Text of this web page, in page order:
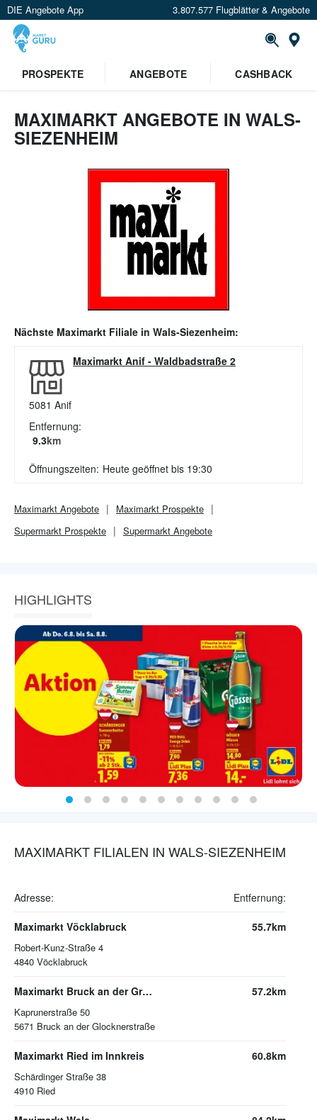
DIE Angebote App 3.807.577 Flugblätter & Angebote
PROSPEKTE
ANGEBOTE CASHBACK
MAXIMARKT ANGEBOTE IN WALS-
SIEZENHEIM
Nächste Maximarkt Filiale in Wals-Siezenheim:
Maximarkt Anif - Waldbadstraße 2
5081 Anif
Entfernung:
9.3km
Öffnungszeiten: Heute geöffnet bis 19:30
Maximarkt Angebote Maximarkt Prospekte
Supermarkt Prospekte Supermarkt Angebote
HIGHLIGHTS
MAXIMARKT FILIALEN IN WALS-SIEZENHEIM
Adresse: Entfernung:
Maximarkt Vöcklabruck
Robert-Kunz-Straße 4
4840 Vöcklabruck
55.7km
Maximarkt Bruck an der Großglocknerstraße
Kaprunerstraße 50
5671 Bruck an der Glocknerstraße
57.2km
Maximarkt Ried im Innkreis
Schärdinger Straße 38
4910 Ried
60.8km